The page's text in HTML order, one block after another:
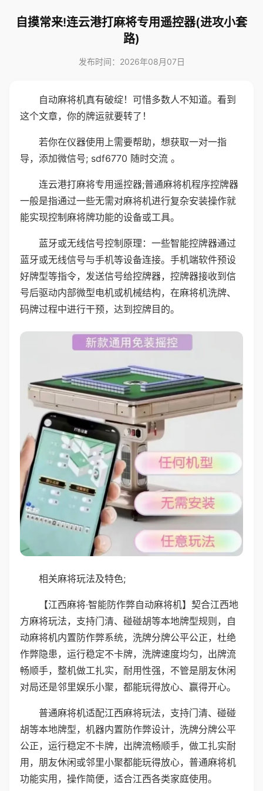
自摸常来!连云港打麻将专用遥控器(进攻小套
路)
发布时间：2026年08月07日
自动麻将机真有破绽！可惜多数人不知道。看到
这个文章，你的牌运就要转了！
若你在仪器使用上需要帮助，想获取一对一指
导，添加微信号; sdf6770 随时交流 。
连云港打麻将专用遥控器;普通麻将机程序控牌器
一般是指通过一些无需对麻将机进行复杂安装操作就
能实现控制麻将牌功能的设备或工具。
蓝牙或无线信号控制原理：一些智能控牌器通过
蓝牙或无线信号与手机等设备连接。手机端软件预设
好牌型等指令，发送信号给控牌器，控牌器接收到信
号后驱动内部微型电机或机械结构，在麻将机洗牌、
码牌过程中进行干预，达到控牌目的。
相关麻将玩法及特色;
【江西麻将·智能防作弊自动麻将机】契合江西地
方麻将玩法，支持门清、碰碰胡等本地牌型规则，自
动麻将机内置防作弊系统，洗牌分牌公平公正，杜绝
作弊隐患，运行稳定不卡牌，洗牌速度均匀，出牌流
畅顺手，整机做工扎实，耐用性强，不管是朋友休闲
对局还是邻里娱乐小聚，都能玩得放心、赢得开心。
普通麻将机适配江西麻将玩法，支持门清、碰碰
胡等本地牌型，机器内置防作弊设计，洗牌分牌公平
公正，运行稳定不卡牌，出牌流畅顺手，做工扎实耐
用，朋友休闲或邻里小聚都能玩得放心，普通麻将机
功能实用，操作简便，适合江西各类家庭使用。